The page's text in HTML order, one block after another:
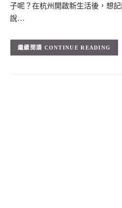
子呢？在杭州開啟新生活後，想
說…
CONTINUE READING